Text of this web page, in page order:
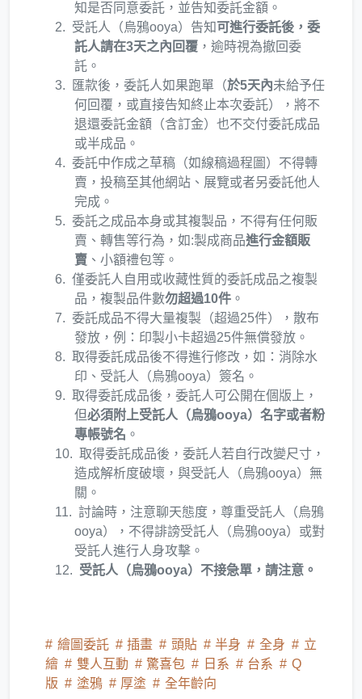
知是否同意委託，並告知委託金額。
受託人（烏鴉ooya）告知可進行委託後，委
託人請在3天之內回覆 ，逾時視為撤回委
託。
匯款後，委託人如果跑單（於5天內未給予任
何回覆，或直接告知終止本次委託），將不
退還委託金額（含訂金）也不交付委託成品
或半成品。
委託中作成之草稿（如線稿過程圖）不得轉
賣，投稿至其他網站、展覽或者另委託他人
完成。
委託之成品本身或其複製品，不得有任何販
賣、轉售等行為，如:製成商品進行金額販
賣 、小額禮包等。
僅委託人自用或收藏性質的委託成品之複製
品，複製品件數勿超過10件 。
委託成品不得大量複製（超過25件），散布
發放，例：印製小卡超過25件無償發放。
取得委託成品後不得進行修改，如：消除水
印、受託人（烏鴉ooya）簽名。
取得委託成品後，委託人可公開在個版上，
但必須附上受託人（烏鴉ooya）名字或者粉
專帳號名 。
取得委託成品後，委託人若自行改變尺寸，
造成解析度破壞，與受託人（烏鴉ooya）無
關。
討論時，注意聊天態度，尊重受託人（烏鴉
ooya），不得誹謗受託人（烏鴉ooya）或對
受託人進行人身攻擊。
受託人（烏鴉ooya）不接急單，請注意。
繪圖委託 插畫 頭貼 半身 全身
立
繪
雙人互動 驚喜包 日系 台系
Q
版
塗鴉 厚塗 全年齡向